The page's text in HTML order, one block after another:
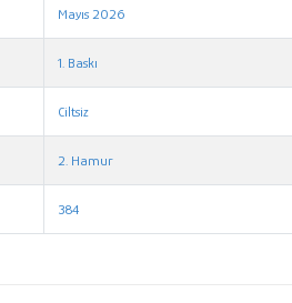
Mayıs 2026
1. Baskı
Ciltsiz
2. Hamur
384